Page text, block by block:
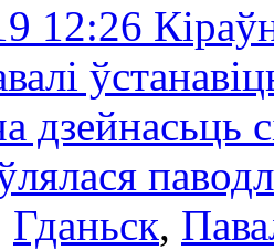
12:26
дзейнасьць
Гданьск,